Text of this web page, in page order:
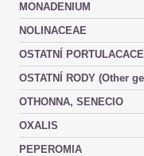
MONADENIUM
NOLINACEAE
OSTATNÍ
OSTATNÍ RODY (Other
OTHONNA, SENECIO
OXALIS
PEPEROMIA